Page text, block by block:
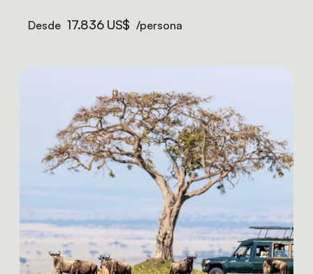
Desde 17.836 US$ /persona